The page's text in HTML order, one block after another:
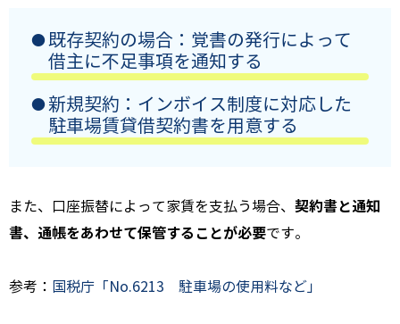
既存契約の場合：覚書の発行によって
借主に不足事項を通知する
新規契約：インボイス制度に対応した
駐車場賃貸借契約書を用意する
また、口座振替によって家賃を支払う場合、 契約書と通知
書、通帳をあわせて保管することが必要です。
参考： 国税庁「No.6213 駐車場の使用料など」